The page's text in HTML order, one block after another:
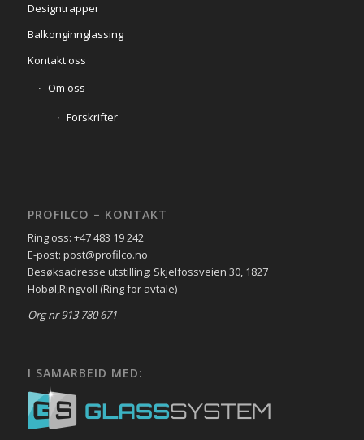
Designtrapper
Balkonginnglassing
Kontakt oss
Om oss
Forskrifter
PROFILCO – KONTAKT
Ring oss: +47 483 19 242
E-post: post@profilco.no
Besøksadresse utstilling: Skjelfossveien 30, 1827
Hobøl,Ringvoll (Ring for avtale)
Org nr 913 780 671
I SAMARBEID MED: